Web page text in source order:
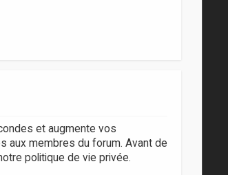
et augmente vos
aux membres du forum. Avant de
politique de vie privée.